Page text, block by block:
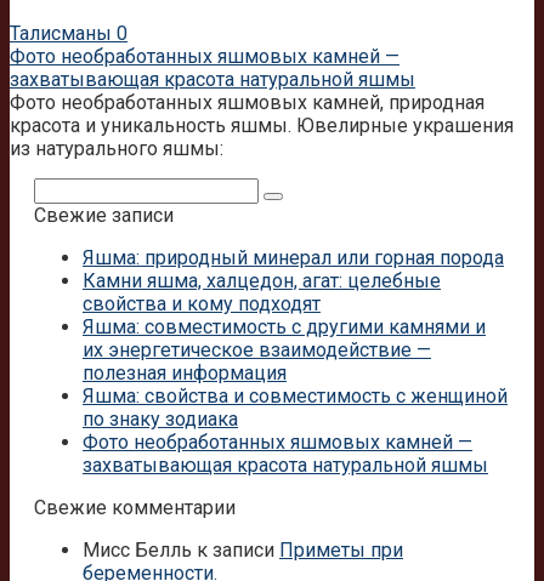
Талисманы 0
Фото необработанных яшмовых камней —
захватывающая красота натуральной яшмы
Фото необработанных яшмовых камней, природная
красота и уникальность яшмы. Ювелирные украшения
из натурального яшмы:
Свежие записи
Яшма: природный минерал или горная порода
Камни яшма, халцедон, агат: целебные
свойства и кому подходят
Яшма: совместимость с другими камнями и
их энергетическое взаимодействие —
полезная информация
Яшма: свойства и совместимость с женщиной
по знаку зодиака
Фото необработанных яшмовых камней —
захватывающая красота натуральной яшмы
Свежие комментарии
Мисс Белль к записи Приметы при
беременности.